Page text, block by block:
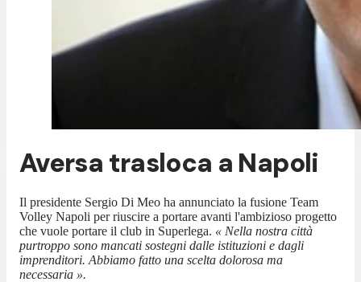
Aversa trasloca a Napoli
Il presidente Sergio Di Meo ha annunciato la fusione Team
Volley Napoli per riuscire a portare avanti l'ambizioso progetto
che vuole portare il club in Superlega. « Nella nostra città
purtroppo sono mancati sostegni dalle istituzioni e dagli
imprenditori. Abbiamo fatto una scelta dolorosa ma
necessaria ».